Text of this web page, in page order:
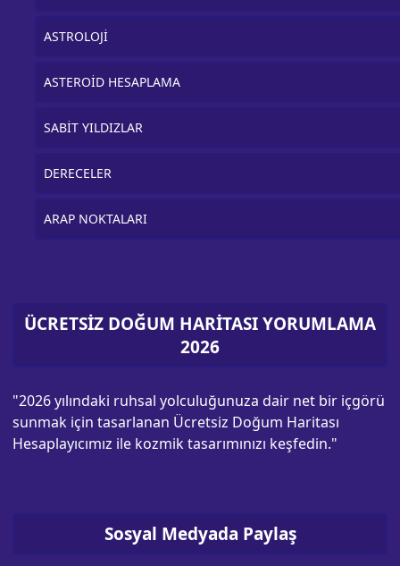
ASTROLOJİ
ASTEROİD HESAPLAMA
SABİT YILDIZLAR
DERECELER
ARAP NOKTALARI
ÜCRETSİZ DOĞUM HARİTASI YORUMLAMA
2026
"2026 yılındaki ruhsal yolculuğunuza dair net bir içgörü
sunmak için tasarlanan Ücretsiz Doğum Haritası
Hesaplayıcımız ile kozmik tasarımınızı keşfedin."
Sosyal Medyada Paylaş